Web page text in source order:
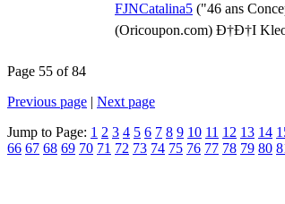
FJNCatalina5 ("46 ans
(Oricoupon.com) Ð†Ð†I
Page 55 of 84
Previous page | Next page
Jump to Page: 1 2 3 4 5 6 7 8 9 10 11 12 13 14
66 67 68 69 70 71 72 73 74 75 76 77 78 79 80